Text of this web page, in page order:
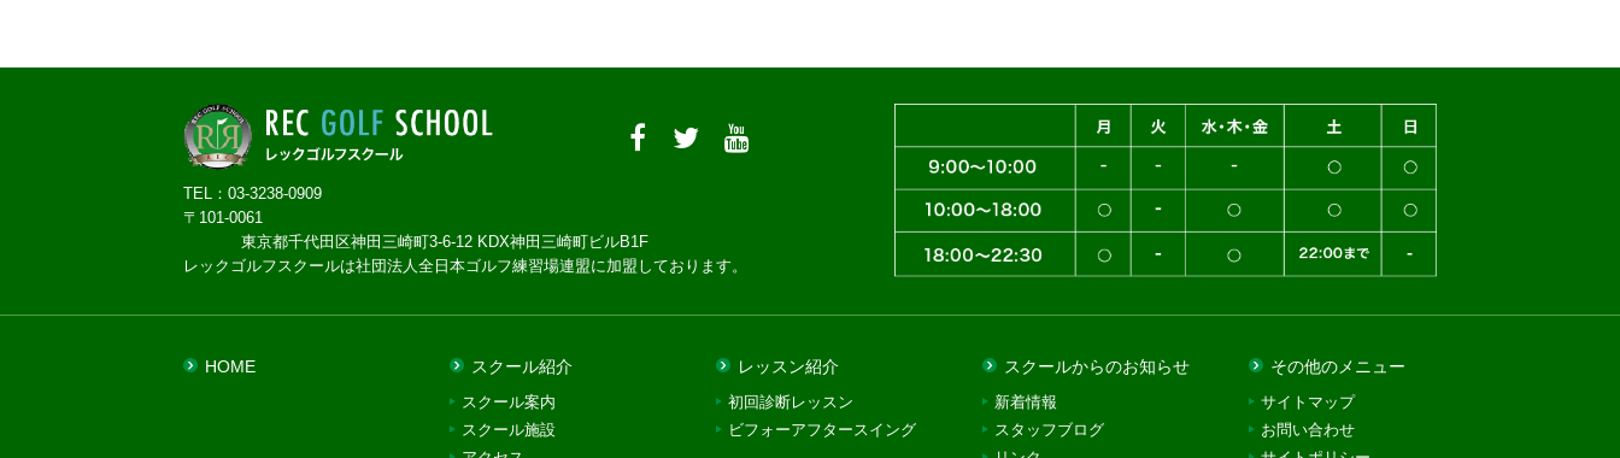
TEL：03-3238-0909
〒101-0061
東京都千代田区神田三崎町3-6-12 KDX神田三崎町ビルB1F
レックゴルフスクールは社団法人全日本ゴルフ練習場連盟に加盟しております。
HOME スクール紹介
スクール案内
スクール施設
レッスン紹介
初回診断レッスン
ビフォーアフタースイング
スクールからのお知らせ
新着情報
スタッフブログ
その他のメニュー
サイトマップ
お問い合わせ